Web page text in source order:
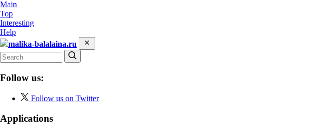
Main
Top
Interesting
Help
malika-balalaina.ru
Follow us:
Follow us on Twitter
Applications